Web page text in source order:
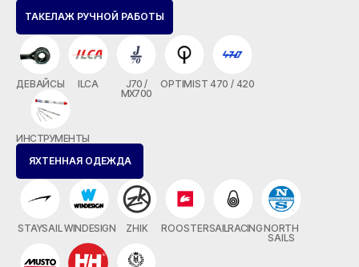
ТАКЕЛАЖ РУЧНОЙ РАБОТЫ
ДЕВАЙСЫ ILCA
J70 /
MX700
OPTIMIST 470 / 420
ИНСТРУМЕНТЫ
ЯХТЕННАЯ ОДЕЖДА
STAYSAILWINDESIGN ZHIK ROOSTERSAILRACINGNORTH
SAILS